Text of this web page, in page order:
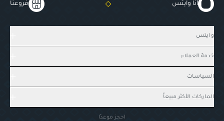
أنا وايتس فروعنا
وايتس
خدمة العملاء
السياسات
الماركات الأكثر مبيعاً
احجز موعدًا